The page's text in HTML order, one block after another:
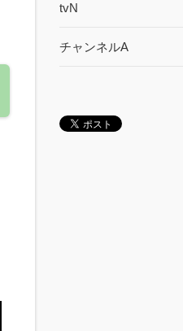
tvN
チャンネルA